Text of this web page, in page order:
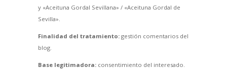
y «Aceituna Gordal Sevillana» / «Aceituna Gordal de
Sevilla».
Finalidad del tratamiento:gestión comentarios del
blog.
Base legitimadora:consentimiento del interesado.